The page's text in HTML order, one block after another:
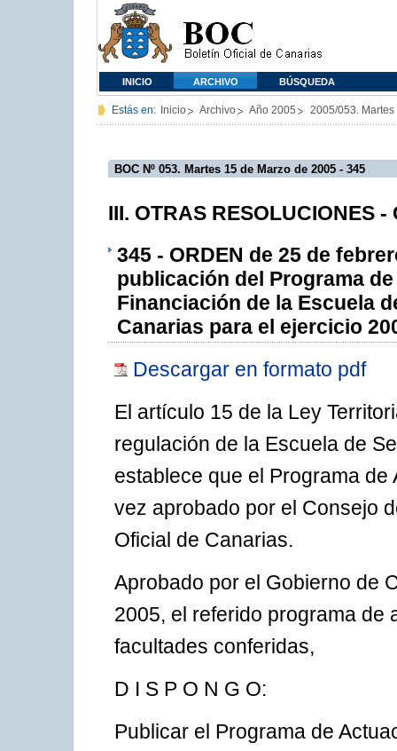
INICIO ARCHIVO BÚSQUEDA
Estás en: Inicio Archivo Año 2005 2005/053.
BOC Nº 053. Martes 15 de Marzo de 2005 - 345
III. OTRAS RESOLUCIONES
345 - ORDEN de 25 de
publicación del Programa
Financiación de la Escuela
Canarias para el ejercicio
Descargar en formato pdf
El artículo 15 de la Ley
regulación de la Escuela de
establece que el Programa
vez aprobado por el Consejo
Oficial de Canarias.
Aprobado por el Gobierno de
2005, el referido programa de
facultades conferidas,
D I S P O N G O:
Publicar el Programa de